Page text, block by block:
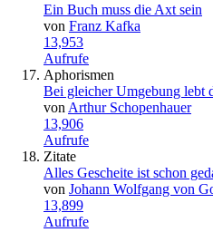
Ein Buch muss die Axt sein
von Franz Kafka
13,953
Aufrufe
Aphorismen
Bei gleicher Umgebung lebt
von Arthur Schopenhauer
13,906
Aufrufe
Zitate
Alles Gescheite ist schon
von Johann Wolfgang von
13,899
Aufrufe